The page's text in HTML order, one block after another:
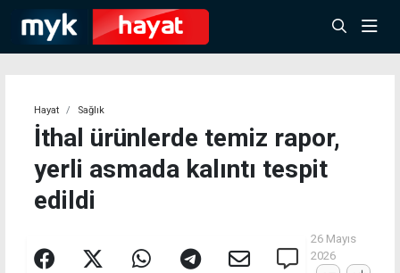
Hayat Sağlık
İthal ürünlerde temiz rapor,
yerli asmada kalıntı tespit
edildi
26 Mayıs
2026